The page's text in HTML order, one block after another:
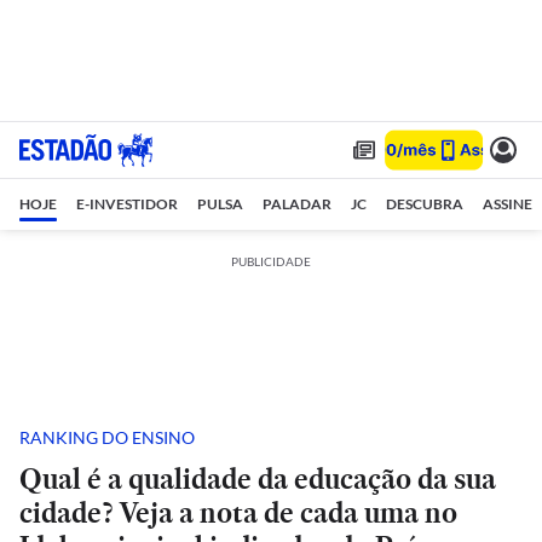
HOJE E-INVESTIDOR PULSA PALADAR JC DESCUBRA ASSINE
PUBLICIDADE
RANKING DO ENSINO
Qual é a qualidade da educação da sua
cidade? Veja a nota de cada uma no